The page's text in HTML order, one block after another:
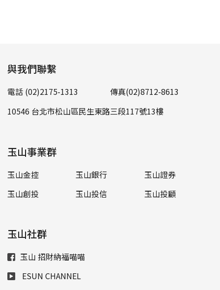
與我們聯繫
電話 (02)2175-1313
傳真(02)8712-8613
10546 台北市松山區民生東路三段117號13樓
玉山事業群
玉山金控 玉山銀行
玉山證券
玉山創投
玉山投信 玉山投顧
玉山社群
玉山 招財納福喵喵
ESUN CHANNEL